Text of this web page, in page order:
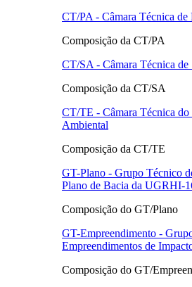
CT/PA - Câmara Técnica de
Composição da CT/PA
CT/SA - Câmara Técnica de
Composição da CT/SA
CT/TE - Câmara Técnica do
Ambiental
Composição da CT/TE
GT-Plano - Grupo Técnico
Plano de Bacia da UGRHI-
Composição do GT/Plano
GT-Empreendimento -
Empreendimentos de
Composição do GT/